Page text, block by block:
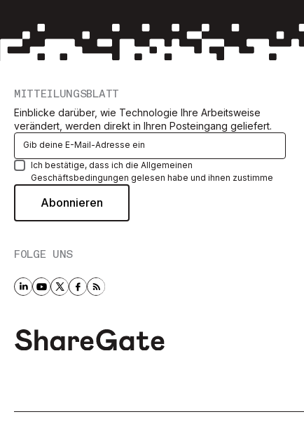
MITTEILUNGSBLATT
Einblicke darüber, wie Technologie Ihre Arbeitsweise
verändert, werden direkt in Ihren Posteingang geliefert.
Ich bestätige, dass ich die Allgemeinen
Geschäftsbedingungen gelesen habe und ihnen zustimme
FOLGE UNS